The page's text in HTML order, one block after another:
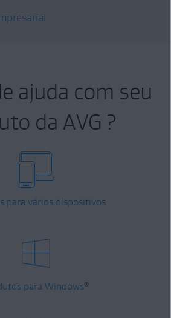
ajuda com seu
da AVG ?
para vários dispositivos
para Windows®